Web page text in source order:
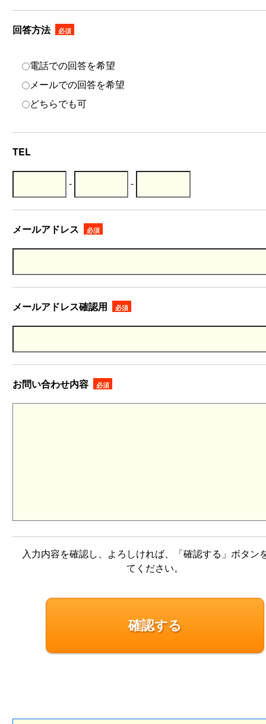
回答方法 必須
電話での回答を希望
メールでの回答を希望
どちらでも可
TEL
- -
メールアドレス 必須
メールアドレス確認用 必須
お問い合わせ内容 必須
入力内容を確認し、よろしければ、「確認する」ボタン
てください。